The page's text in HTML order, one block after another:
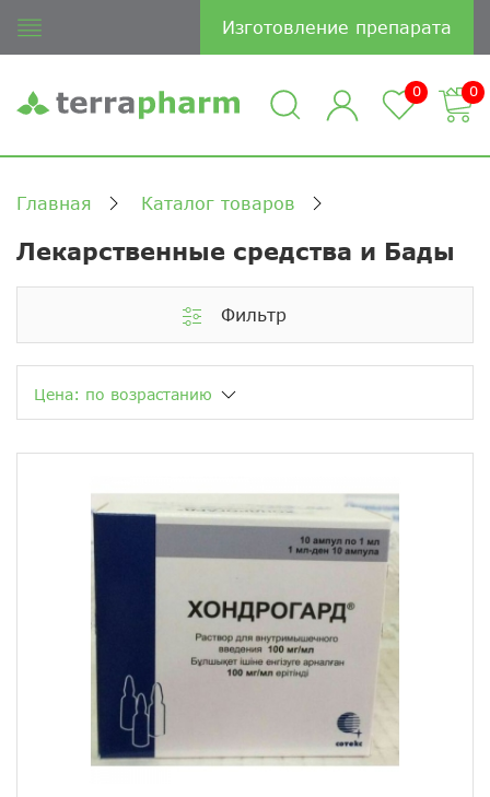
Изготовление препарата
0 0
Главная Каталог товаров
Лекарственные средства и Бады
Фильтр
Цена: по возрастанию